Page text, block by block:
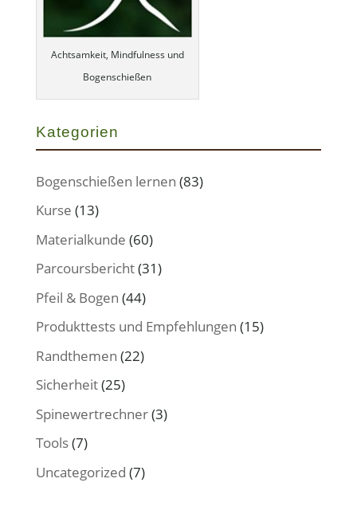
Achtsamkeit, Mindfulness und
Bogenschießen
Kategorien
Bogenschießen lernen (83)
Kurse (13)
Materialkunde (60)
Parcoursbericht(31)
Pfeil & Bogen (44)
Produkttests und Empfehlungen (15)
Randthemen (22)
Sicherheit(25)
Spinewertrechner(3)
Tools(7)
Uncategorized (7)